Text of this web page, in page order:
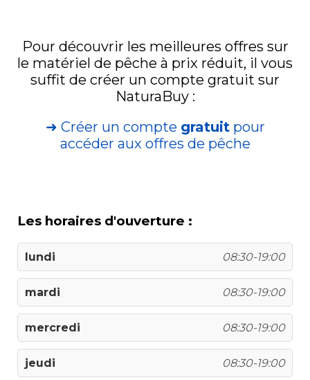
Pour découvrir les meilleures offres sur
le matériel de pêche à prix réduit, il vous
suffit de créer un compte gratuit sur
NaturaBuy :
➜ Créer un compte gratuitpour
accéder aux offres de pêche
Les horaires d'ouverture :
lundi 08:30-19:00
mardi 08:30-19:00
mercredi 08:30-19:00
jeudi 08:30-19:00